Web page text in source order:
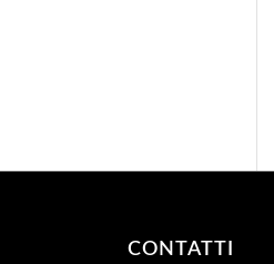
CONTATTI